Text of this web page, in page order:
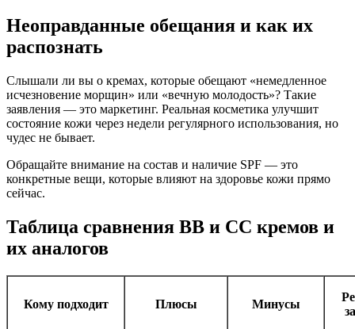
Неоправданные обещания и как их
распознать
Слышали ли вы о кремах, которые обещают «немедленное
исчезновение морщин» или «вечную молодость»? Такие
заявления — это маркетинг. Реальная косметика улучшит
состояние кожи через недели регулярного использования, но
чудес не бывает.
Обращайте внимание на состав и наличие SPF — это
конкретные вещи, которые влияют на здоровье кожи прямо
сейчас.
Таблица сравнения BB и CC кремов и
их аналогов
Кому подходит Плюсы Минусы